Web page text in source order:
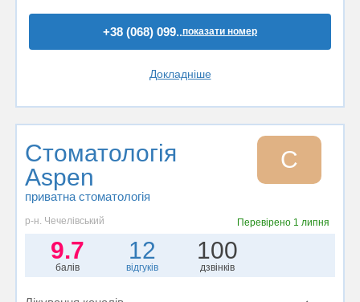
+38 (068) 099..показати номер
Докладніше
Стоматологія
Aspen
приватна стоматологія
С
р-н. Чечелівський Перевірено 1 липня
9.7
балів
12
відгуків
100
дзвінків